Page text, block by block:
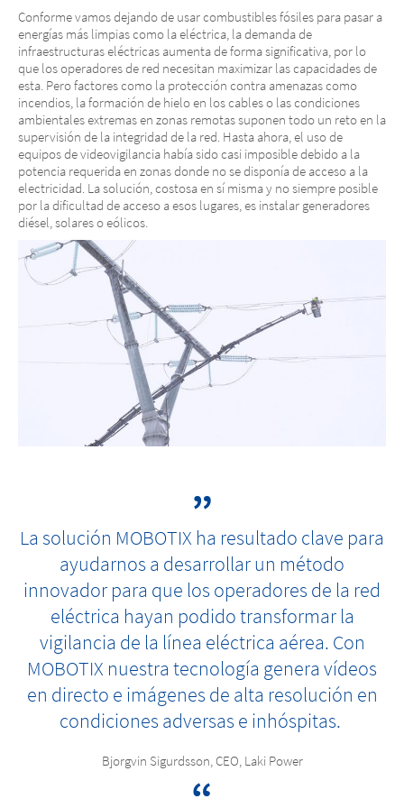
Conforme vamos dejando de usar combustibles fósiles para pasar a
energías más limpias como la eléctrica, la demanda de
infraestructuras eléctricas aumenta de forma significativa, por lo
que los operadores de red necesitan maximizar las capacidades de
esta. Pero factores como la protección contra amenazas como
incendios, la formación de hielo en los cables o las condiciones
ambientales extremas en zonas remotas suponen todo un reto en la
supervisión de la integridad de la red. Hasta ahora, el uso de
equipos de videovigilancia había sido casi imposible debido a la
potencia requerida en zonas donde no se disponía de acceso a la
electricidad. La solución, costosa en sí misma y no siempre posible
por la dificultad de acceso a esos lugares, es instalar generadores
diésel, solares o eólicos.
La solución MOBOTIX ha resultado clave para
ayudarnos a desarrollar un método
innovador para que los operadores de la red
eléctrica hayan podido transformar la
vigilancia de la línea eléctrica aérea. Con
MOBOTIX nuestra tecnología genera vídeos
en directo e imágenes de alta resolución en
condiciones adversas e inhóspitas.
Bjorgvin Sigurdsson, CEO, Laki Power